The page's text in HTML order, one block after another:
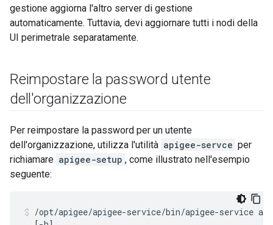
gestione aggiorna l'altro server di gestione
automaticamente. Tuttavia, devi aggiornare tutti i nodi della
UI perimetrale separatamente.
Reimpostare la password utente
dell'organizzazione
Per reimpostare la password per un utente
dell'organizzazione, utilizza l'utilità apigee-servce per
richiamare apigee-setup , come illustrato nell'esempio
seguente:
/opt/apigee/apigee-service/bin/apigee-service